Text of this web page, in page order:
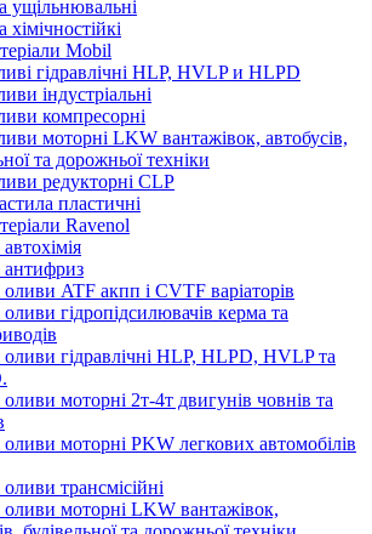
ущільнювальні
Mobil
гідравлічні HLP, HVLP и HLPD
індустріальні
компресорні
моторні LKW вантажівок, автобусів,
та дорожньої техніки
редукторні CLP
пластичні
Ravenol
антифриз
ATF акпп і CVTF варіаторів
гідропідсилювачів керма та
гідравлічні HLP, HLPD, HVLP та
моторні 2т-4т двигунів човнів та
моторні PKW легкових автомобілів
трансмісійні
оливи моторні LKW вантажівок,